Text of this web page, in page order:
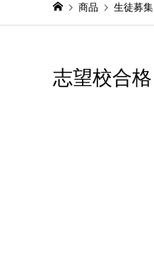
商品 生徒募集
志望校合格